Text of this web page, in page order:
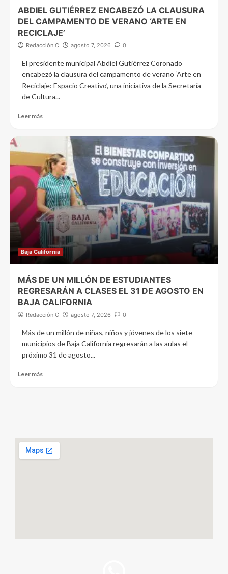
ABDIEL GUTIÉRREZ ENCABEZÓ LA CLAUSURA
DEL CAMPAMENTO DE VERANO ‘ARTE EN
RECICLAJE’
Redacción C agosto 7, 2026 0
El presidente municipal Abdiel Gutiérrez Coronado
encabezó la clausura del campamento de verano ‘Arte en
Reciclaje: Espacio Creativo’, una iniciativa de la Secretaría
de Cultura...
Leer más
Baja California
MÁS DE UN MILLÓN DE ESTUDIANTES
REGRESARÁN A CLASES EL 31 DE AGOSTO EN
BAJA CALIFORNIA
Redacción C agosto 7, 2026 0
Más de un millón de niñas, niños y jóvenes de los siete
municipios de Baja California regresarán a las aulas el
próximo 31 de agosto...
Leer más